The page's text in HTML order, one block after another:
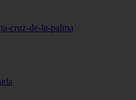
cruz-de-la-palma